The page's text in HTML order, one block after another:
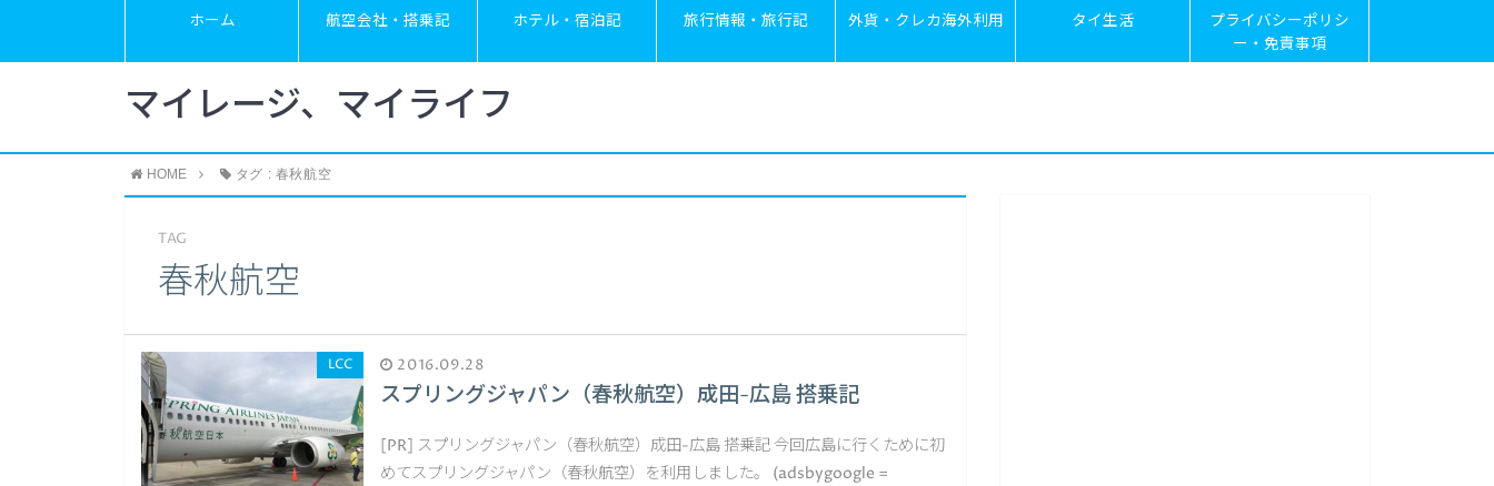
ホーム 航空会社・搭乗記 ホテル・宿泊記 旅行情報・旅行記 外貨・クレカ海外利用 タイ生活
プライバシーポリシ
ー・免責事項
マイレージ、マイライフ
HOME タグ : 春秋航空
TAG
春秋航空
LCC 2016.09.28
スプリングジャパン（春秋航空）成田-広島 搭乗記
[PR] スプリングジャパン（春秋航空）成田-広島 搭乗記 今回広島に行くために初
めてスプリングジャパン（春秋航空）を利用しました。 (adsbygoogle =